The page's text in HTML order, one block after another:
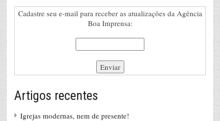
Cadastre seu e-mail para receber as atualizações da Agência
Boa Imprensa:
Artigos recentes
Igrejas modernas, nem de presente!